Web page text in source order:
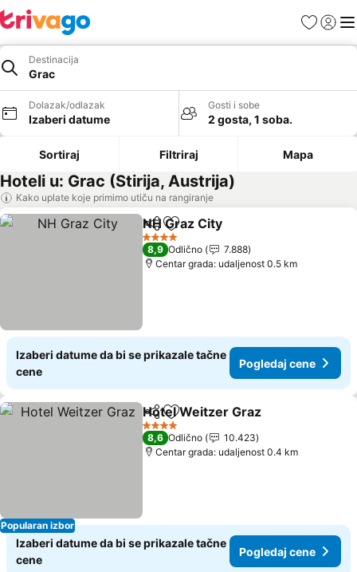
FavoritiPrijavi
Destinacija
Grac
Dolazak/odlazak
Izaberi datume
Gosti i sobe
2 gosta, 1 soba.
Sortiraj Filtriraj Mapa
Hoteli u: Grac (Stirija, Austrija)
Kako uplate koje primimo utiču na rangiranje
Deli Dodati u favorite
NH Graz City
4 Zvezdice
8,9 Odlično
7.888
Centar grada: udaljenost 0.5 km
Izaberi datume da bi se prikazale tačne
cene
Pogledaj cene
Popularan izbor
Deli Dodati u favorite
Hotel Weitzer Graz
4 Zvezdice
8,6 Odlično
10.423
Centar grada: udaljenost 0.4 km
Izaberi datume da bi se prikazale tačne
cene
Pogledaj cene